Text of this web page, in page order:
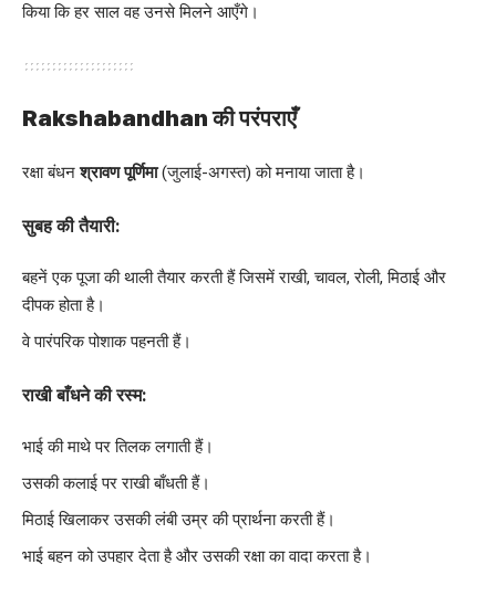
किया कि हर साल वह उनसे मिलने आएँगे।
Rakshabandhan की परंपराएँ
रक्षा बंधनश्रावण पूर्णिमा(जुलाई-अगस्त) को मनाया जाता है।
सुबह की तैयारी:
बहनें एक पूजा की थाली तैयार करती हैं जिसमें राखी, चावल, रोली, मिठाई और
दीपक होता है।
वे पारंपरिक पोशाक पहनती हैं।
राखी बाँधने की रस्म:
भाई की माथे पर तिलक लगाती हैं।
उसकी कलाई पर राखी बाँधती हैं।
मिठाई खिलाकर उसकी लंबी उम्र की प्रार्थना करती हैं।
भाई बहन को उपहार देता है और उसकी रक्षा का वादा करता है।